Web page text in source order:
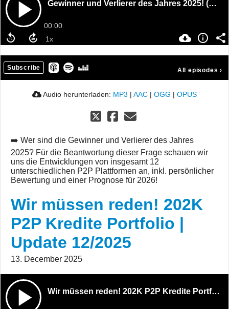
Gewinner und Verlierer des Jahres 2025! (Bondora, Mintos, Debitum & Co.)
00:00
Subscribe All episodes ›
Audio herunterladen: MP3 | AAC | OGG | OPUS
➡️ Wer sind die Gewinner und Verlierer des Jahres
2025? Für die Beantwortung dieser Frage schauen wir
uns die Entwicklungen von insgesamt 12
unterschiedlichen P2P Plattformen an, inkl. persönlicher
Bewertung und einer Prognose für 2026!
Wir müssen reden! 202K
P2P Kredite Portfolio |
Update 12/2025
13. December 2025
Wir müssen reden! 202K P2P Kredite Portfolio | Update 12/2025